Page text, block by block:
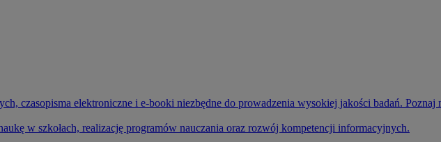
czasopisma elektroniczne i e-booki niezbędne do prowadzenia wysokiej jakości badań. Poznaj
w szkołach, realizację programów nauczania oraz rozwój kompetencji informacyjnych.